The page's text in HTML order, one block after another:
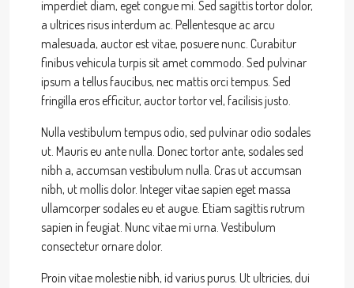
imperdiet diam, eget congue mi. Sed sagittis tortor dolor,
a ultrices risus interdum ac. Pellentesque ac arcu
malesuada, auctor est vitae, posuere nunc. Curabitur
finibus vehicula turpis sit amet commodo. Sed pulvinar
ipsum a tellus faucibus, nec mattis orci tempus. Sed
fringilla eros efficitur, auctor tortor vel, facilisis justo.
Nulla vestibulum tempus odio, sed pulvinar odio sodales
ut. Mauris eu ante nulla. Donec tortor ante, sodales sed
nibh a, accumsan vestibulum nulla. Cras ut accumsan
nibh, ut mollis dolor. Integer vitae sapien eget massa
ullamcorper sodales eu et augue. Etiam sagittis rutrum
sapien in feugiat. Nunc vitae mi urna. Vestibulum
consectetur ornare dolor.
Proin vitae molestie nibh, id varius purus. Ut ultricies, dui